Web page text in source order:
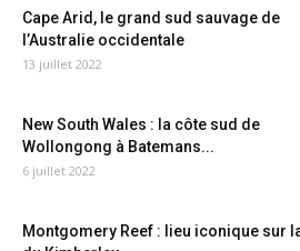
Cape Arid, le grand sud sauvage de
l’Australie occidentale
13 juillet 2022
New South Wales : la côte sud de
Wollongong à Batemans...
6 juillet 2022
Montgomery Reef : lieu iconique sur